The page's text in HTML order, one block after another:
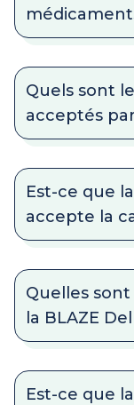
Quels sont
acceptés
Est-ce que
accepte la
Quelles
la BLAZE
Est-ce que